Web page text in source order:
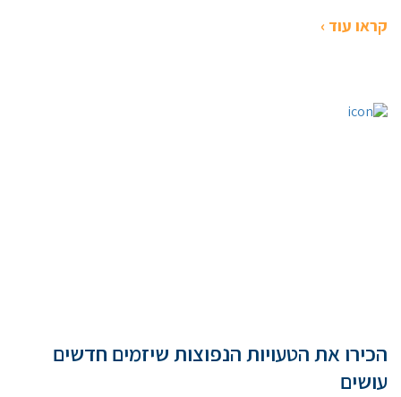
קראו עוד ›
הכירו את הטעויות הנפוצות שיזמים חדשים
עושים